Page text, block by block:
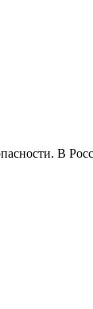
В